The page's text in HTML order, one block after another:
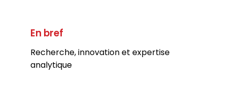
En bref
Recherche, innovation et expertise
analytique